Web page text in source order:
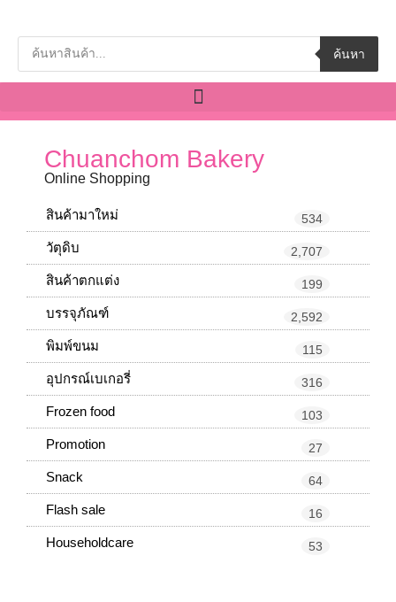
ค้นหา
Chuanchom Bakery
Online Shopping
สินค้ามาใหม่ 534
วัตุดิบ 2,707
สินค้าตกแต่ง 199
บรรจุภัณฑ์ 2,592
พิมพ์ขนม 115
อุปกรณ์เบเกอรี่ 316
Frozen food 103
Promotion 27
Snack 64
Flash sale 16
Householdcare 53